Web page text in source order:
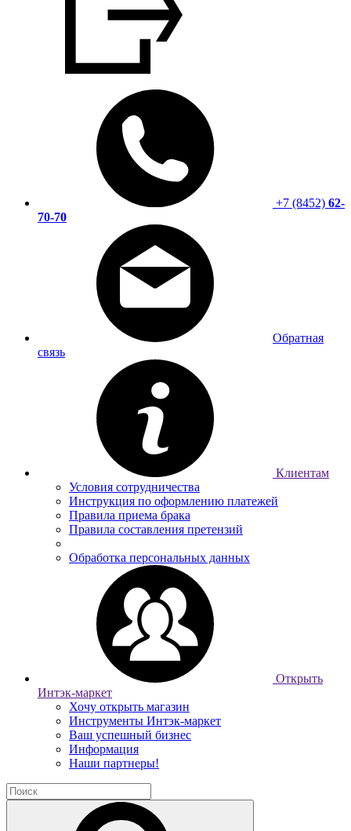
+7 (8452) 62-
70-70
Обратная
связь
Клиентам
Условия сотрудничества
Инструкция по оформлению платежей
Правила приема брака
Правила составления претензий
Обработка персональных данных
Открыть
Интэк-маркет
Хочу открыть магазин
Инструменты Интэк-маркет
Ваш успешный бизнес
Информация
Наши партнеры!